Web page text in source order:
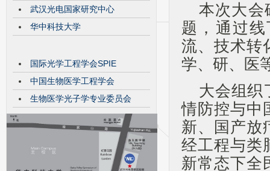
武汉光电国家研究中心
华中科技大学
国际光学工程学会SPIE
中国生物医学工程学会
生物医学光子学专业委员会
本次大会
题，通过
流、技术转
学、研、医
大会组织
情防控与中
新、国产放
经工程与类
新常态下全